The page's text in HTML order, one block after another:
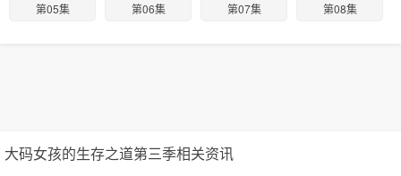
第05集 第06集 第07集 第08集
大码女孩的生存之道第三季相关资讯